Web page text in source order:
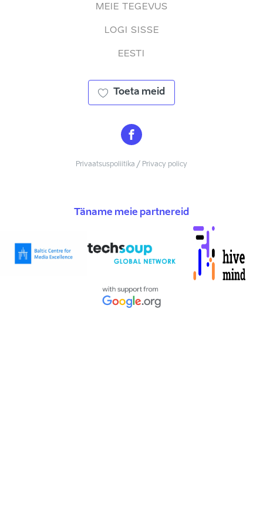
MEIE TEGEVUS
LOGI SISSE
EESTI
Toeta meid
Privaatsuspoliitika / Privacy policy
Täname meie partnereid